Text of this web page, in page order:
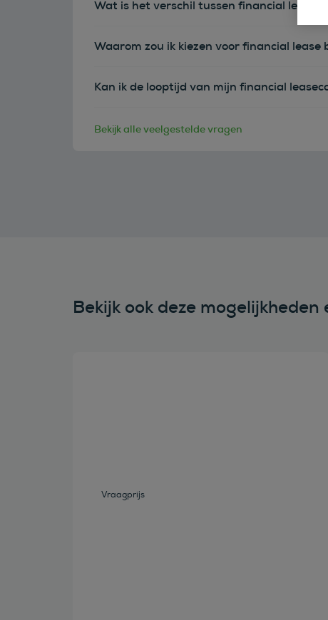
Wat is het verschil tussen financial lease
Waarom zou ik kiezen voor financial lease
Kan ik de looptijd van mijn financial
Bekijk alle veelgestelde vragen
Bekijk ook deze mogelijkheden
Vraagprijs